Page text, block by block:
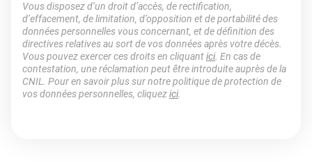
Vous disposez d’un droit d’accès, de rectification,
d’effacement, de limitation, d’opposition et de portabilité des
données personnelles vous concernant, et de définition des
directives relatives au sort de vos données après votre décès.
Vous pouvez exercer ces droits en cliquantici. En cas de
contestation, une réclamation peut être introduite auprès de la
CNIL. Pour en savoir plus sur notre politique de protection de
vos données personnelles, cliquezici.